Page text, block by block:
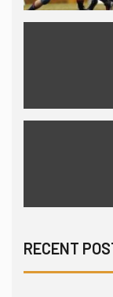
RECENT